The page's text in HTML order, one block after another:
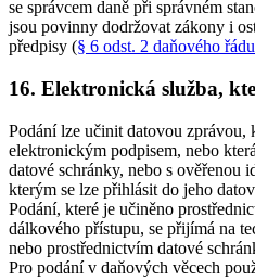
se správcem daně při správném
jsou povinny dodržovat zákony i
předpisy (§ 6 odst. 2 daňového řádu
16. Elektronická služba,
Podání lze učinit datovou zprávou,
elektronickým podpisem, nebo
datové schránky, nebo s ověřenou
kterým se lze přihlásit do jeho
Podání, které je učiněno
dálkového přístupu, se přijímá na
nebo prostřednictvím datové
Pro podání v daňových věcech